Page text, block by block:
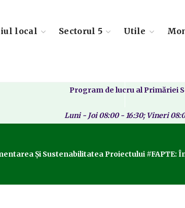
local Sectorul 5 Utile
Program de lucru al Primăriei
Luni - Joi 08:00 - 16:30; Vineri
Și Sustenabilitatea Proiectului